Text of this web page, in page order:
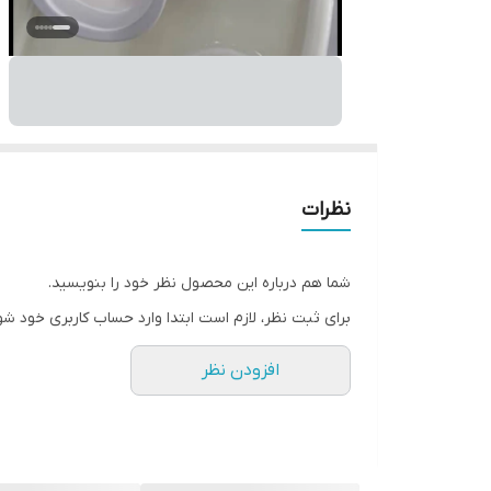
نظرات
شما هم درباره این محصول نظر خود را بنویسید.
برای ثبت نظر، لازم است ابتدا وارد حساب کاربری خود
افزودن نظر